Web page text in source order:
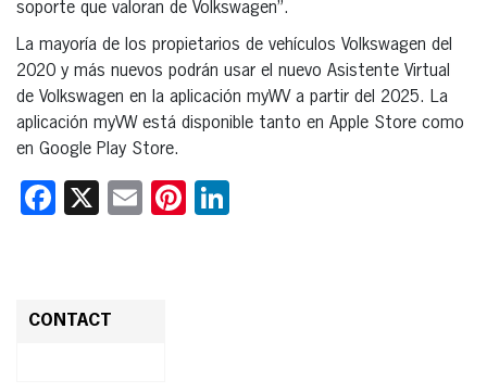
soporte que valoran de Volkswagen”.
La mayoría de los propietarios de vehículos Volkswagen del
2020 y más nuevos podrán usar el nuevo Asistente Virtual
de Volkswagen en la aplicación myWV a partir del 2025. La
aplicación myVW está disponible tanto en Apple Store como
en Google Play Store.
Facebook
X EmailPinterest
CONTACT